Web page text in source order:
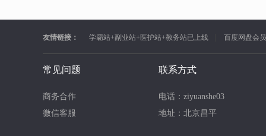
友情链接： 学霸站+副业站+医护站+教务站已上线 百度网盘会
常见问题
商务合作
微信客服
联系方式
电话：ziyuanshe03
地址：北京昌平